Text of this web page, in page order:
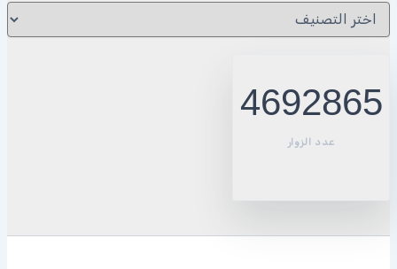
الذهاب
للمادة
4692865
عدد الزوار